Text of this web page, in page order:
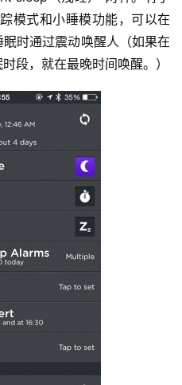
模式和小睡模功能，可以在
时通过震动唤醒人（如果在
段，就在最晚时间唤醒。）